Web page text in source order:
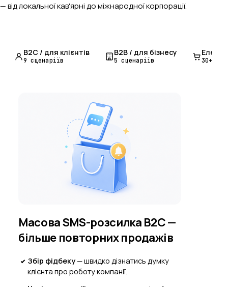
— від локальної кав'ярні до міжнародної корпорації.
B2C / для клієнтів
9 сценаріїв
B2B / для бізнесу
5 сценаріїв 30+ CRM
Масова SMS-розсилка B2C —
більше повторних продажів
Збір фідбеку—швидко дізнатись думку
клієнта про роботу компанії.